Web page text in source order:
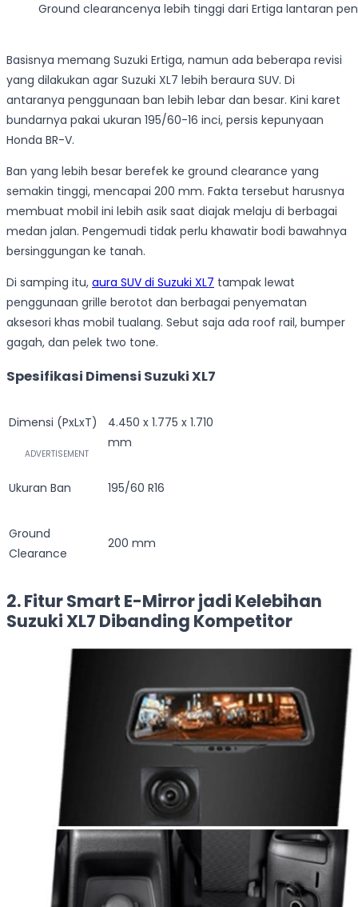
Ground clearancenya lebih tinggi dari Ertiga lantaran
Basisnya memang Suzuki Ertiga, namun ada beberapa revisi
yang dilakukan agar Suzuki XL7 lebih beraura SUV. Di
antaranya penggunaan ban lebih lebar dan besar. Kini karet
bundarnya pakai ukuran 195/60-16 inci, persis kepunyaan
Honda BR-V.
Ban yang lebih besar berefek ke ground clearance yang
semakin tinggi, mencapai 200 mm. Fakta tersebut harusnya
membuat mobil ini lebih asik saat diajak melaju di berbagai
medan jalan. Pengemudi tidak perlu khawatir bodi bawahnya
bersinggungan ke tanah.
Di samping itu, aura SUV di Suzuki XL7 tampak lewat
penggunaan grille berotot dan berbagai penyematan
aksesori khas mobil tualang. Sebut saja ada roof rail, bumper
gagah, dan pelek two tone.
Spesifikasi Dimensi Suzuki XL7
Dimensi (PxLxT)
4.450 x 1.775 x 1.710
mm
Ukuran Ban 195/60 R16
Ground
Clearance
200 mm
2. Fitur Smart E-Mirror jadi Kelebihan
Suzuki XL7 Dibanding Kompetitor